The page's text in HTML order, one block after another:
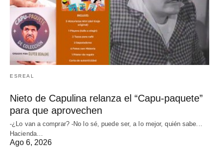
ESREAL
Nieto de Capulina relanza el “Capu-paquete”
para que aprovechen
-¿Lo van a comprar? -No lo sé, puede ser, a lo mejor, quién sabe...
Hacienda…
Ago 6, 2026